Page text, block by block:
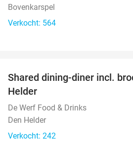
Bovenkarspel
Verkocht: 564
Shared dining-diner incl.
Helder
De Werf Food & Drinks
Den Helder
Verkocht: 242